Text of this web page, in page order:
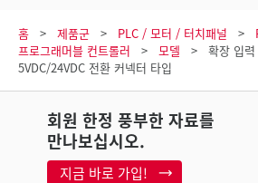
홈 제품군 PLC / 모터 / 터치패널
프로그래머블 컨트롤러
모델
확장 입
5VDC/24VDC 전환 커넥터 타입
회원 한정 풍부한 자료를
만나보십시오.
지금 바로 가입!